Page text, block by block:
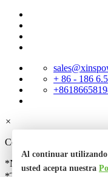
+ 86 - 186
×
Contacta con nosotros
*Nombre
Al continuar utilizando
usted acepta nuestra